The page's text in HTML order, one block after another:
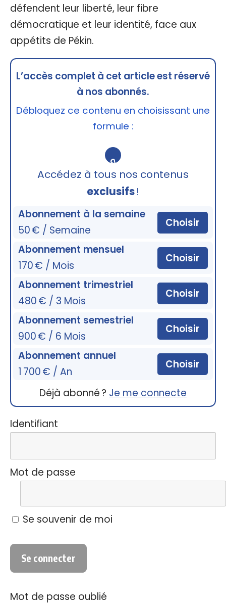
défendent leur liberté, leur fibre
démocratique et leur identité, face aux
appétits de Pékin.
L’accès complet à cet article est réservé
à nos abonnés.
Débloquez ce contenu en choisissant une
formule :
🔒
Accédez à tous nos contenus
exclusifs!
Abonnement à la semaine
50 € / Semaine
Choisir
Abonnement mensuel
170 € / Mois
Choisir
Abonnement trimestriel
480 € / 3 Mois
Choisir
Abonnement semestriel
900 € / 6 Mois
Choisir
Abonnement annuel
1 700 € / An
Choisir
Déjà abonné ? Je me connecte
Identifiant
Mot de passe
Se souvenir de moi
Mot de passe oublié